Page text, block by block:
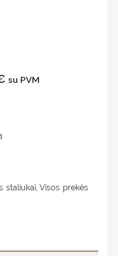
su PVM
staliukai, Visos prekės